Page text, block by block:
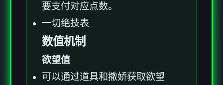
要支付对应点数。
一切绝技表
数值机制
欲望值
可以通过道具和撒娇获取欲望